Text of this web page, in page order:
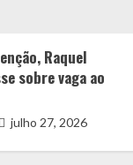
Raquel
sobre vaga ao
julho 27, 2026